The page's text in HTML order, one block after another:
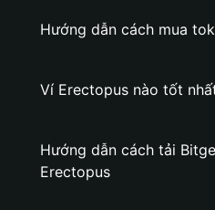
Hướng dẫn cách mua
Ví Erectopus nào tốt
Hướng dẫn cách tải
Erectopus